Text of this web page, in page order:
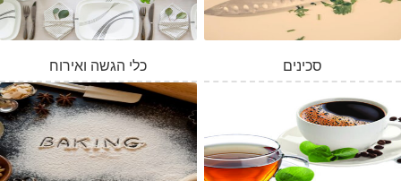
כלי הגשה ואירוח סכינים